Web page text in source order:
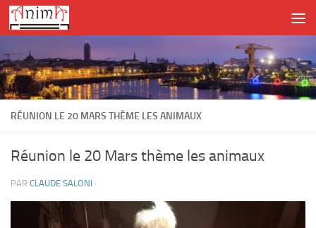
Skip to content
RÉUNION LE 20 MARS THÈME LES ANIMAUX
Réunion le 20 Mars thème les animaux
PAR CLAUDE SALONI ·